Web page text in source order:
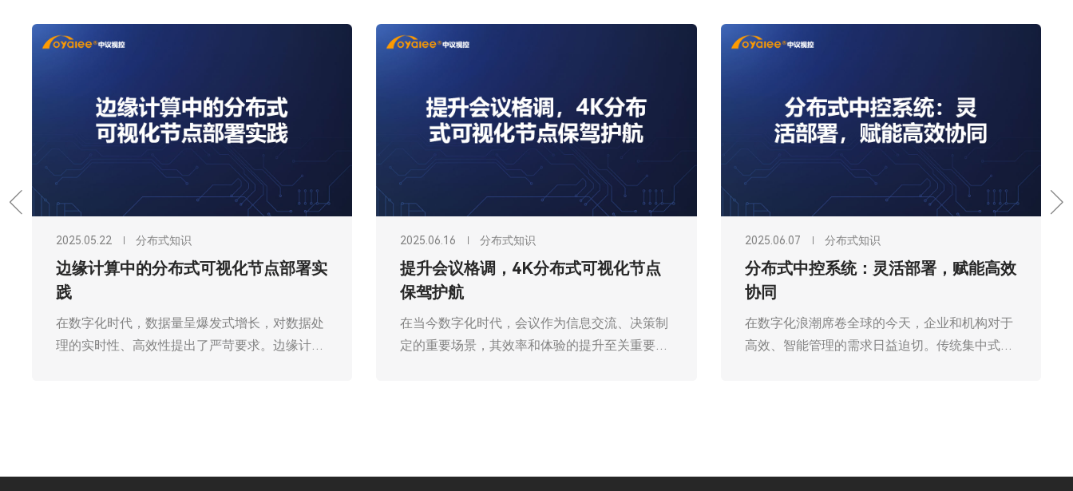
2025.05.22 分布式知识
边缘计算中的分布式可视化节点部署实
践
在数字化时代，数据量呈爆发式增长，对数据处
理的实时性、高效性提出了严苛要求。边缘计算
而分布式可视化技术，则为边缘计算系统提供了
2025.06.16 分布式知识
提升会议格调，4K分布式可视化节点
保驾护航
在当今数字化时代，会议作为信息交流、决策制
定的重要场景，其效率和体验的提升至关重要。
分布式安装支架、INX-UI界面设计、INX-PRO
2025.06.07 分布式知识
分布式中控系统：灵活部署，赋能高效
协同
在数字化浪潮席卷全球的今天，企业和机构对于
高效、智能管理的需求日益迫切。传统集中式控